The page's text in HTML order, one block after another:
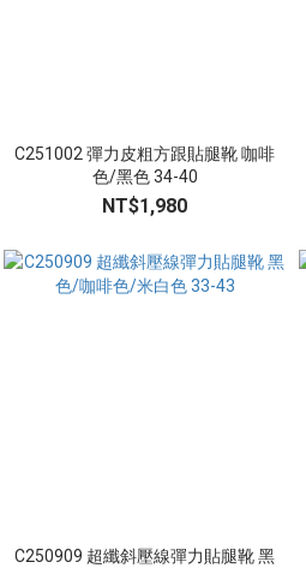
C251002 彈力皮粗方跟貼腿靴 咖啡
色/黑色 34-40
NT$1,980
C250909 超纖斜壓線彈力貼腿靴 黑